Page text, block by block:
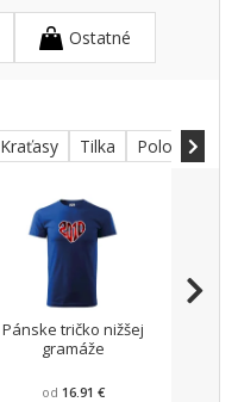
Ostatné
Kraťasy Tilka Polokošele
Pánske tričko nižšej
gramáže
od 16.91 €